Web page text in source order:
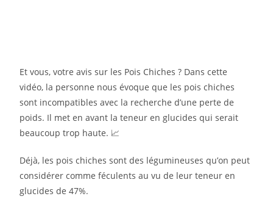
Et vous, votre avis sur les Pois Chiches ? Dans cette
vidéo, la personne nous évoque que les pois chiches
sont incompatibles avec la recherche d’une perte de
poids. Il met en avant la teneur en glucides qui serait
beaucoup trop haute. 📈
Déjà, les pois chiches sont des légumineuses qu’on peut
considérer comme féculents au vu de leur teneur en
glucides de 47%.